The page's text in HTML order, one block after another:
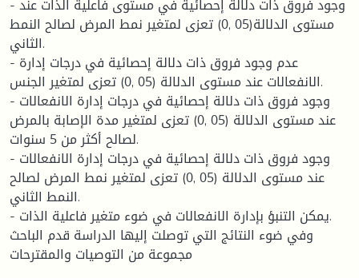
- وجود فروق ذات دلالة إحصائية في مستوى فاعلية الذات عند
مستوى الدلالة(05 ,0) تعزى لمتغير نمط المرض لصالح النمط
الثاني.
- عدم وجود فروق ذات دلالة إحصائية في درجات إدارة
الانفعالات عند مستوى الدلالة (05 ,0) تعزى لمتغير الجنس.
- وجود فروق ذات دلالة إحصائية في درجات إدارة الانفعالات
عند مستوى الدلالة (05 ,0) تعزى لمتغير مدة الإصابة بالمرض
لصالح أكثر من 5 سنوات.
- وجود فروق ذات دلالة إحصائية في درجات إدارة الانفعالات
عند مستوى الدلالة (05 ,0) تعزى لمتغير نمط المرض لصالح
النمط الثاني.
- يمكن التنبؤ بإدارة الانفعالات في ضوء متغير فاعلية الذات.
وفي ضوء النتائج التي توصلت إليها الدراسة قدم الباحث
مجموعة من التوصيات والمقترحات